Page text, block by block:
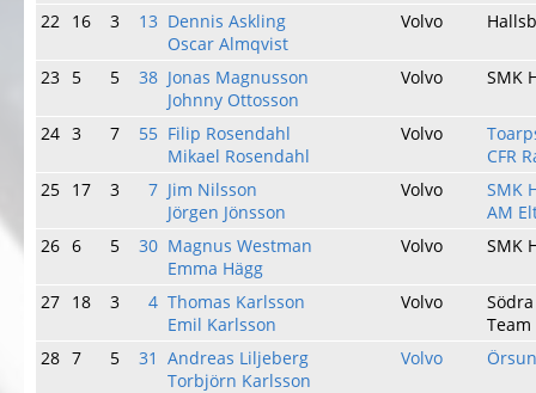
22 16 3 13 Dennis Askling
Oscar Almqvist
Volvo
23 5 5 38 Jonas Magnusson
Johnny Ottosson
Volvo SMK
24 3 7 55 Filip Rosendahl
Mikael Rosendahl
Volvo
CFR
25 17 3 7 Jim Nilsson
Jörgen Jönsson
Volvo
SMK
AM
26 6 5 30 Magnus Westman
Emma Hägg
Volvo SMK
27 18 3 4 Thomas Karlsson
Emil Karlsson
Volvo
28 7 5 31 Andreas Liljeberg
Torbjörn Karlsson
Volvo